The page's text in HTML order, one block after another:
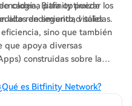
Bitfinity puede
alto rendimiento, vitales
cadena para optimizar los
de seguridad sólidas.
eficiencia, sino que también
que apoya diversas
construidas sobre la
y diversos casos de
es Bitfinity Network?